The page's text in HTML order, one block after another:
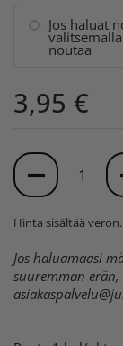
Jos haluat
noutaa
3,95 €
Määrä
Hinta sisältää veron.
Jos haluamaasi
suuremman